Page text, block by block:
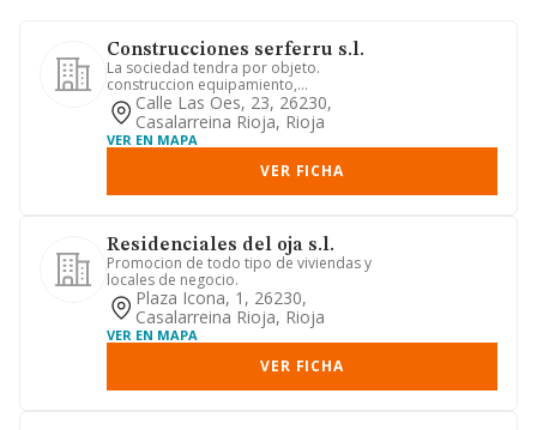
Construcciones serferru s.l.
La sociedad tendra por objeto.
construccion equipamiento,
decoracion, conservacion y reparacion
de ...
Calle Las Oes, 23, 26230,
Casalarreina Rioja, Rioja
VER EN MAPA
VER FICHA
Residenciales del oja s.l.
Promocion de todo tipo de viviendas y
locales de negocio.
Plaza Icona, 1, 26230,
Casalarreina Rioja, Rioja
VER EN MAPA
VER FICHA